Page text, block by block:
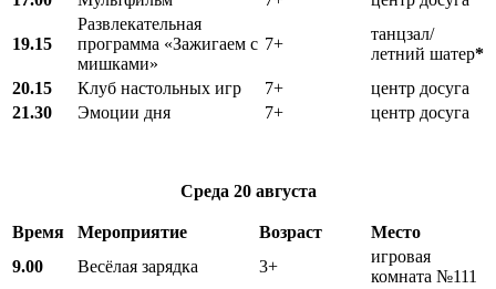
19.15
Развлекательная
программа «Зажигаем с
мишками»
7+
танцзал/
летний шатер*
20.15
Клуб настольных игр 7+
центр досуга
21.30
Эмоции дня 7+ центр досуга
Среда 20 августа
Время Мероприятие Возраст
Место
9.00
Весёлая зарядка 3+
игровая
комната №111